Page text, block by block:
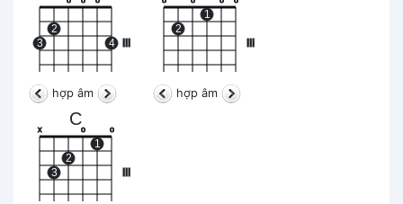
III
3
2
4
hợp âm
2
1
hợp âm
C
III
x
3
2
o
1
o